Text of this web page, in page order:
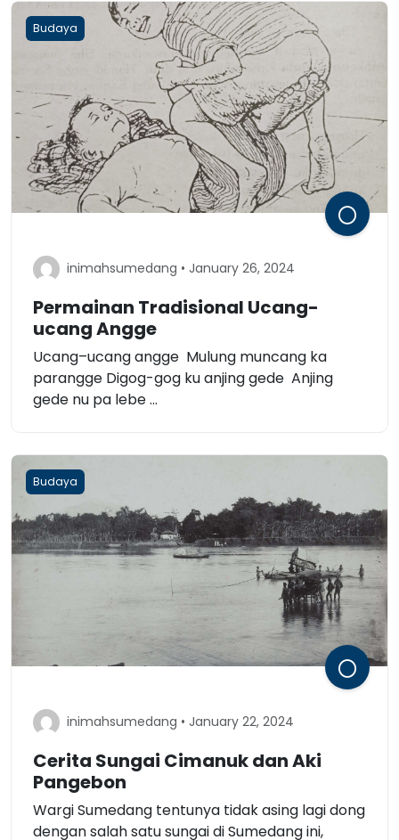
Budaya
inimahsumedang • January 26, 2024
Permainan Tradisional Ucang-
ucang Angge
Ucang–ucang angge Mulung muncang ka
parangge Digog-gog ku anjing gede Anjing
gede nu pa lebe ...
Budaya
inimahsumedang • January 22, 2024
Cerita Sungai Cimanuk dan Aki
Pangebon
Wargi Sumedang tentunya tidak asing lagi dong
dengan salah satu sungai di Sumedang ini,